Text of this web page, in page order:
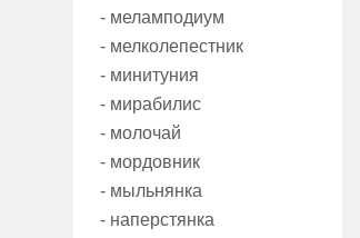
- меламподиум
- мелколепестник
- минитуния
- мирабилис
- молочай
- мордовник
- мыльнянка
- наперстянка